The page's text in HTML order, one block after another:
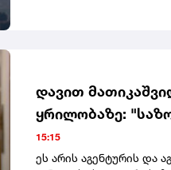
დავით
ყრილობაზე:
არის
დავალების
15:15
ეს არის აგენტურის და